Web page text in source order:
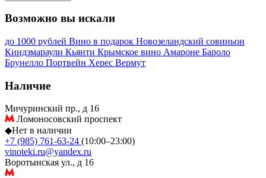
Возможно вы искали
до 1000 рублей Вино в подарок Новозеландский совиньон
Киндзмараули Кьянти Крымское вино Амароне Бароло
Брунелло Портвейн Херес Вермут
Наличие
Мичуринский пр., д 16
Ломоносовский проспект
◆Нет в наличии
+7 (985) 761-63-24 (10:00–23:00)
vinoteki.ru@yandex.ru
Воротынская ул., д 16